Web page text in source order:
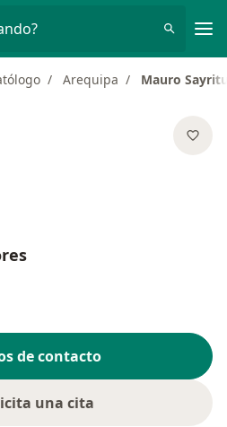
Arequipa Mauro
de contacto
una cita